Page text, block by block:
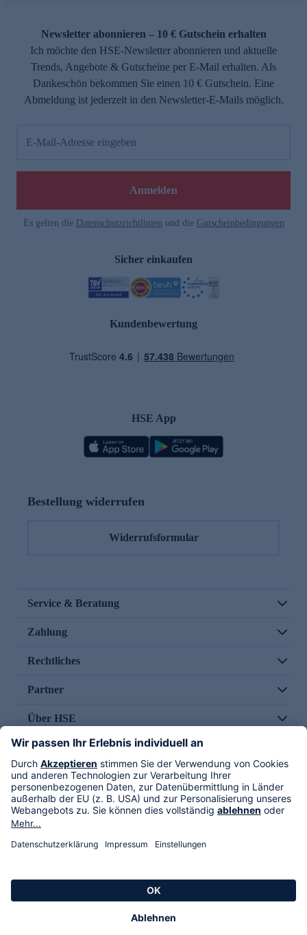
Newsletter abonnieren – 10 € Gutschein erhalten
Ich möchte den HSE-Newsletter abonnieren und aktuelle
Trends, Angebote & Gutscheine per E-Mail erhalten. Als
Dankeschön bekommen Sie einen 10 € Gutschein. Eine
Abmeldung ist jederzeit in den Newsletter-E-Mails möglich.
E-Mail-Adresse eingeben
Anmelden
Es gelten die Datenschutzrichtlinien und die Gutscheinbedingungen
Sicher einkaufen
Kundenbewertung
HSE App
Bestellung widerrufen
Widerrufsformular
Service & Beratung
Zahlung
Rechtliches
Partner
Über HSE
Im TV
HSE International